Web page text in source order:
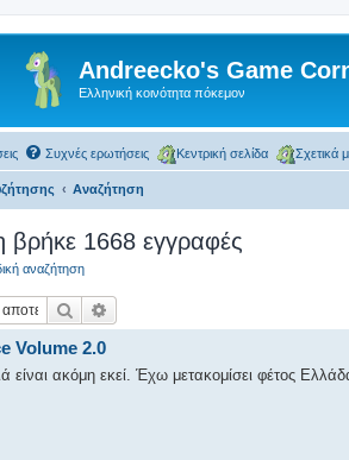
Andreecko's Game
Ελληνική κοινότητα πόκεμον
Συχνές ερωτήσεις Κεντρική σελίδα Σχετικά
Αναζήτηση
βρήκε 1668 εγγραφές
αναζήτηση
Αναζήτηση
Volume 2.0
είναι ακόμη εκεί. Έχω μετακομίσει φέτος